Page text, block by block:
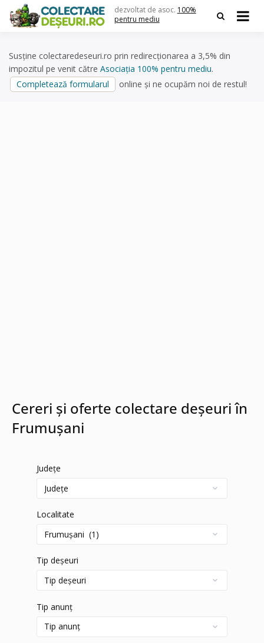
content
dezvoltat de asoc. 100%
pentru mediu
Susține colectaredeseuri.ro prin redirecționarea a 3,5% din
impozitul pe venit către Asociația 100% pentru mediu.
Completează formularul
online și ne ocupăm noi de restul!
Cereri și oferte colectare deșeuri în
Frumușani
Județe
Localitate
Tip deșeuri
Tip anunț